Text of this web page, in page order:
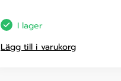
I lager
Lägg till i varukorg